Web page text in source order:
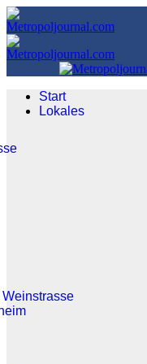
Start
Lokales